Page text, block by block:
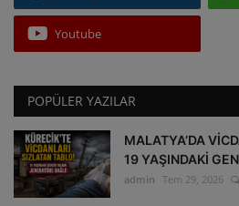
Youtube
POPÜLER YAZILAR
MALATYA’DA
19 YAŞINDAKİ
admin Tem 29, 2026